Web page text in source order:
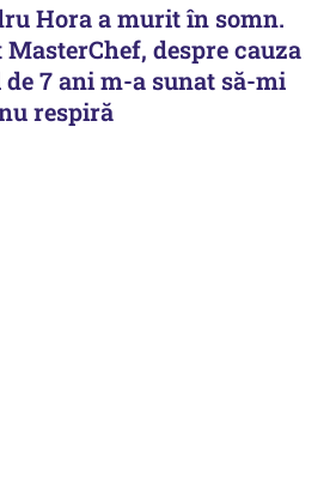
Hora a murit în somn.
despre cauza
7 ani m-a sunat să-mi
respiră